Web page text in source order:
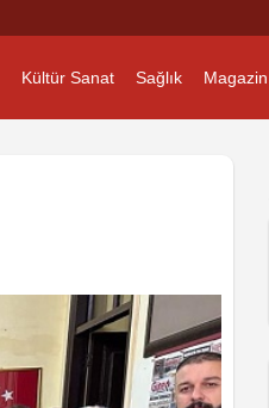
Kültür Sanat Sağlık Magazin